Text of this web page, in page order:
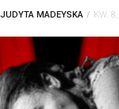
JUDYTA MADEYSKA KW.